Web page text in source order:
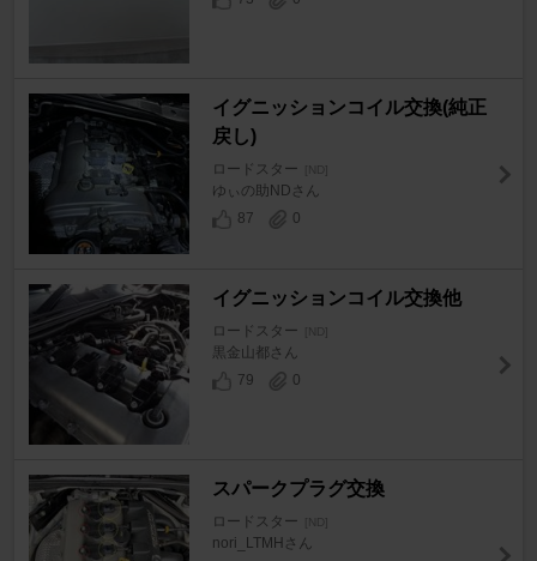
イグニッションコイル交換(純正
戻し)
ロードスター [ND]
ゆぃの助NDさん
87
0
イグニッションコイル交換他
ロードスター [ND]
黒金山都さん
79
0
スパークプラグ交換
ロードスター [ND]
nori_LTMHさん